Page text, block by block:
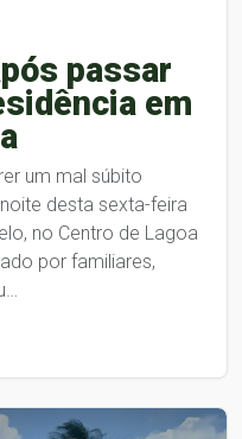
passar
em
um mal súbito
desta sexta-feira
no Centro de Lagoa
por familiares,